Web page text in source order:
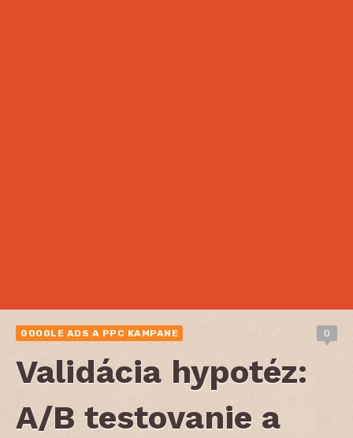
GOOGLE ADS A PPC KAMPANE 0
Validácia hypotéz:
A/B testovanie a